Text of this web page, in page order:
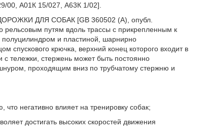
00, А01К 15/027, А63К 1/02].
ДЛЯ СОБАК [GB 360502 (A), опубл.
рельсовым путям вдоль трассы с прикрепленным к
полуцилиндром и пластиной, шарнирно
спускового крючка, верхний конец которого входит в
тележки, стержень может быть постоянно
проходящим вниз по трубчатому стержню и
негативно влияет на тренировку собак;
достигать высоких скоростей движения